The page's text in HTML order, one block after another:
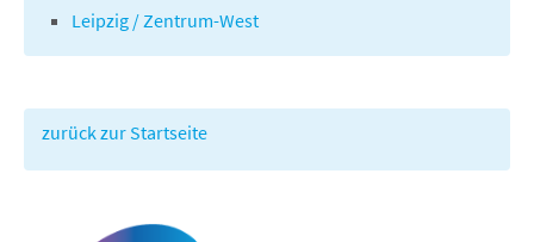
Leipzig / Zentrum-West
zurück zur Startseite